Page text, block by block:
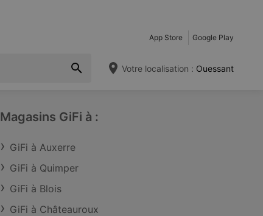
App Store Google Play
Votre localisation : Ouessant
Magasins GiFi à :
GiFi à Auxerre
GiFi à Quimper
GiFi à Blois
GiFi à Châteauroux